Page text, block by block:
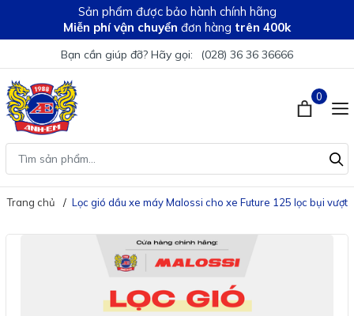
Sản phẩm được bảo hành chính hãng
Miễn phí vận chuyển đơn hàng trên 400k
Bạn cần giúp đỡ? Hãy gọi: (028) 36 36 36666
0
Trang chủ Lọc gió dầu xe máy Malossi cho xe Future 125 lọc bụi vượt